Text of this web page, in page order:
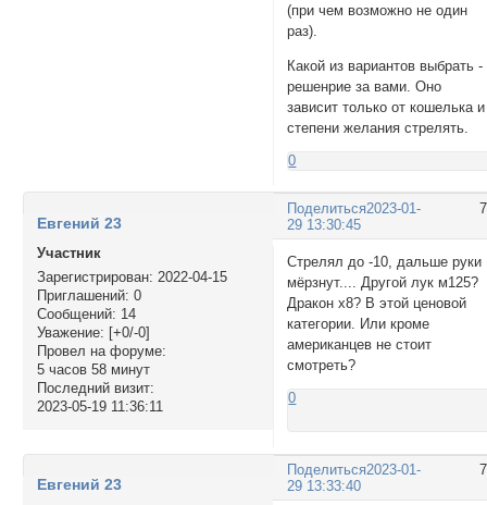
(при чем возможно не один
раз).
Какой из вариантов выбрать -
решенрие за вами. Оно
зависит только от кошелька и
степени желания стрелять.
0
Поделиться2023-01-
29 13:30:45
Евгений 23
Участник
Зарегистрирован: 2022-04-15
Приглашений: 0
Сообщений: 14
Уважение: [+0/-0]
Провел на форуме:
5 часов 58 минут
Последний визит:
2023-05-19 11:36:11
Стрелял до -10, дальше руки
мёрзнут.... Другой лук м125?
Дракон х8? В этой ценовой
категории. Или кроме
американцев не стоит
смотреть?
0
Поделиться2023-01-
29 13:33:40
Евгений 23